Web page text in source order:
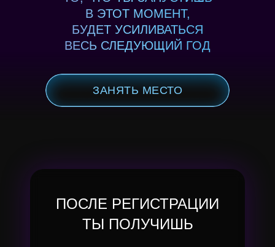
В ЭТОТ МОМЕНТ,
БУДЕТ УСИЛИВАТЬСЯ
ВЕСЬ СЛЕДУЮЩИЙ ГОД
ЗАНЯТЬ МЕСТО
ПОСЛЕ РЕГИСТРАЦИИ
ТЫ ПОЛУЧИШЬ